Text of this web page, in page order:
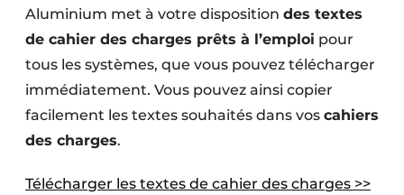
Aluminium met à votre disposition des textes
de cahier des charges prêts à l’emploi pour
tous les systèmes, que vous pouvez télécharger
immédiatement. Vous pouvez ainsi copier
facilement les textes souhaités dans vos cahiers
des charges.
Télécharger les textes de cahier des charges >>